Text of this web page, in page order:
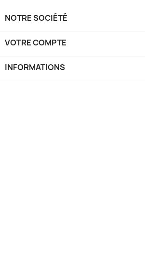
NOTRE SOCIÉTÉ
VOTRE COMPTE
INFORMATIONS